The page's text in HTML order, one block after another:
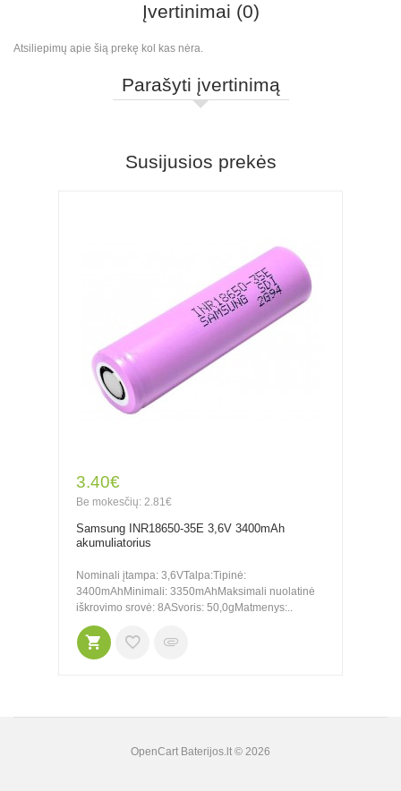
Įvertinimai (0)
Atsiliepimų apie šią prekę kol kas nėra.
Parašyti įvertinimą
Susijusios prekės
3.40€
Be mokesčių: 2.81€
Samsung INR18650-35E 3,6V 3400mAh
akumuliatorius
Nominali įtampa: 3,6VTalpa:Tipinė:
3400mAhMinimali: 3350mAhMaksimali nuolatinė
iškrovimo srovė: 8ASvoris: 50,0gMatmenys:..
OpenCart Baterijos.lt © 2026